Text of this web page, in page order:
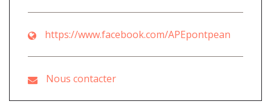
https://www.facebook.com/APEpontpean
Nous contacter